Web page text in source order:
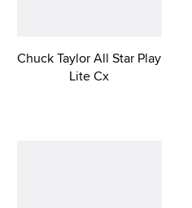
Chuck Taylor All Star Play
Lite Cx